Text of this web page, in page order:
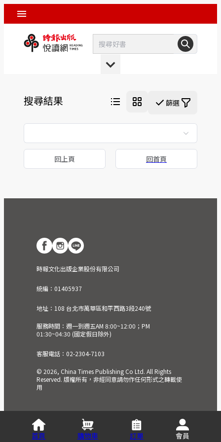
搜尋結果 篩選
回上頁 回首頁
時報文化出版企業股份有限公司
統編：01405937
地址：108 台北市萬華區和平西路3段240號
服務時間：週一到週五AM 8:00~12:00；PM
01:30~04:30 (國定假日除外)
客服電話：02-2304-7103
© 2026, China Times Publishing Co Ltd. All Rights
Reserved. 版權所有，非經同意請勿作任何形式之轉載使
用
首頁 購物車 訂單 會員